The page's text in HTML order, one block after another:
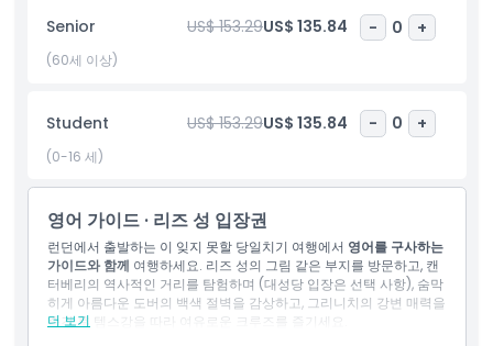
하이라이트
알아야 할 사항
위치
가는 방법
교환 방법
Senior US$ 153.29US$ 135.84 - 0 +
(60세 이상)
Student US$ 153.29US$ 135.84 - 0 +
(0-16 세)
영어 가이드 · 리즈 성 입장권
런던에서 출발하는 이 잊지 못할 당일치기 여행에서 영어를 구사하는
가이드와 함께 여행하세요. 리즈 성의 그림 같은 부지를 방문하고, 캔
터베리의 역사적인 거리를 탐험하며 (대성당 입장은 선택 사항), 숨막
히게 아름다운 도버의 백색 절벽을 감상하고, 그리니치의 강변 매력을
즐긴 후 템스강을 따라 여유로운 크루즈를 즐기세요.
더 보기